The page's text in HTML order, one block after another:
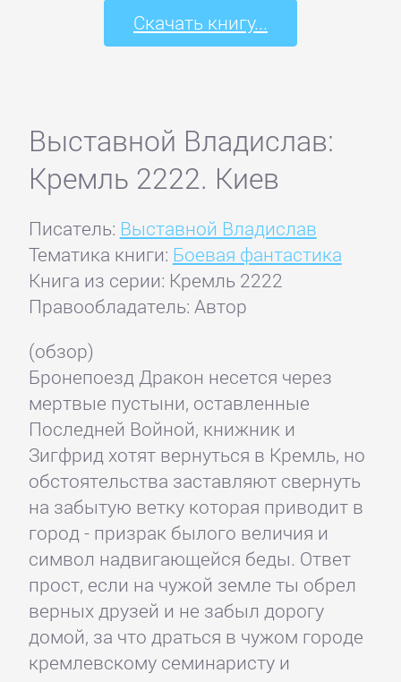
Скачать книгу...
Выставной Владислав:
Кремль 2222. Киев
Писатель: Выставной Владислав
Тематика книги: Боевая фантастика
Книга из серии: Кремль 2222
Правообладатель: Автор
(обзор)
Бронепоезд Дракон несется через
мертвые пустыни, оставленные
Последней Войной, книжник и
Зигфрид хотят вернуться в Кремль, но
обстоятельства заставляют свернуть
на забытую ветку которая приводит в
город - призрак былого величия и
символ надвигающейся беды. Ответ
прост, если на чужой земле ты обрел
верных друзей и не забыл дорогу
домой, за что драться в чужом городе
кремлевскому семинаристу и